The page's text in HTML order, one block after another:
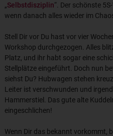
„Selbstdisziplin“. Der schönste
wenn danach alles wieder im
Stell Dir vor Du hast vor vier
Workshop durchgezogen. Alles
Platz, und ihr habt sogar eine
Stellplätze eingeführt. Doch nun
siehst Du? Hubwagen stehen
Leiter ist verschwunden und
Hammerstiel. Das gute alte
eingeschlichen!
Wenn Dir das bekannt vorkommt,